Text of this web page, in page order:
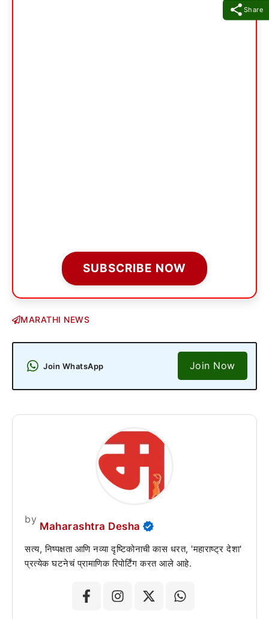
Share
SUBSCRIBE NOW
MARATHI NEWS
Join WhatsApp Join Now
by
Maharashtra Desha
सत्य, निष्पक्षता आणि नव्या दृष्टिकोनाची कास धरत, 'महाराष्ट्र देशा'
प्रत्येक घटनेचं प्रामाणिक रिपोर्टिंग करत आले आहे.